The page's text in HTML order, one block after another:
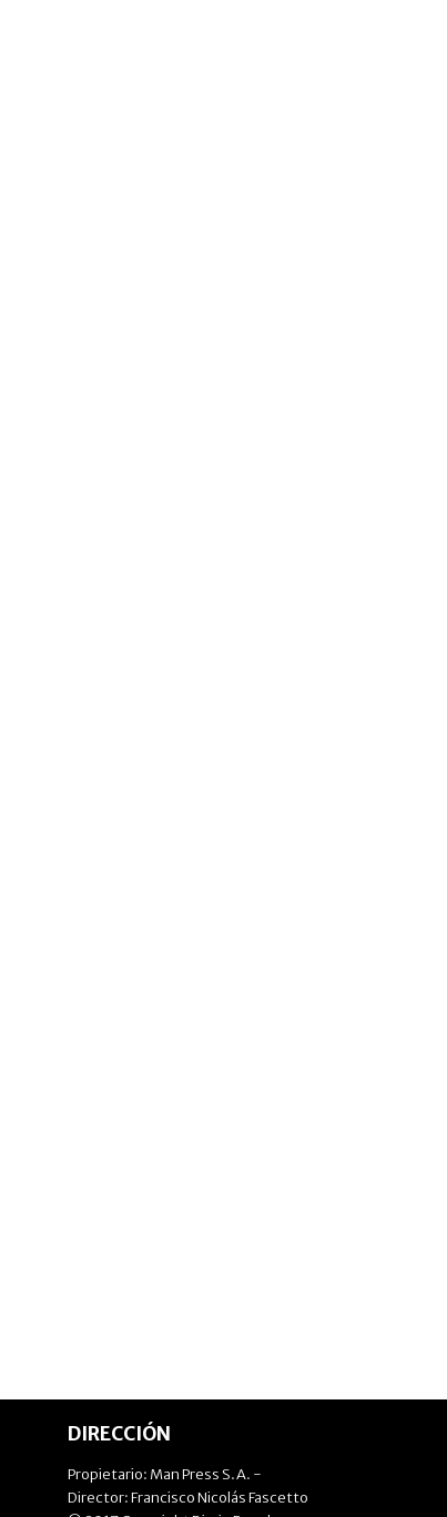
DIRECCIÓN
Propietario: Man Press S.A. -
Director: Francisco Nicolás Fascetto